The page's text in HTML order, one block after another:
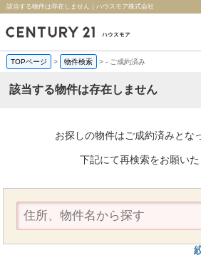
該当する物件は存在しません｜ハウスモア株式会社
TOPページ > 物件検索 >- ご成約済み
該当する物件は存在しません
お探しの物件はご成約済みとな
下記にて再検索をお願いた